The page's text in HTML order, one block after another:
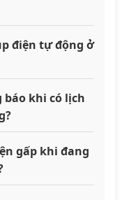
điện tự động ở
báo khi có lịch
gấp khi đang